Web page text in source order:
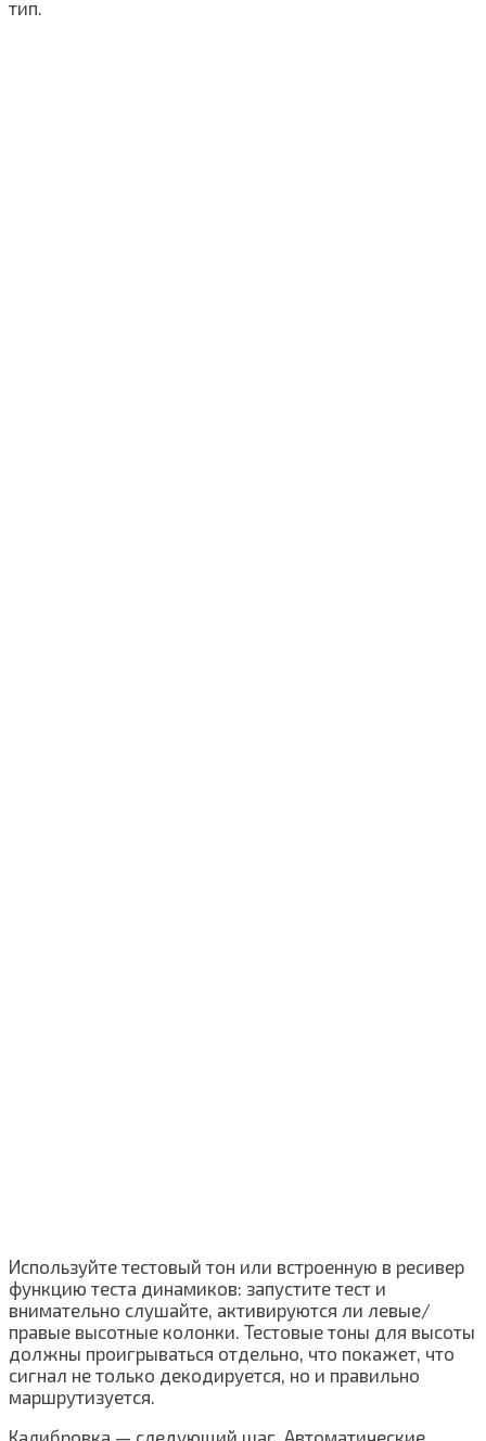
тип.
Используйте тестовый тон или встроенную в ресивер
функцию теста динамиков: запустите тест и
внимательно слушайте, активируются ли левые/
правые высотные колонки. Тестовые тоны для высоты
должны проигрываться отдельно, что покажет, что
сигнал не только декодируется, но и правильно
маршрутизуется.
Калибровка — следующий шаг. Автоматические